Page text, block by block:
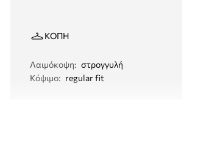
ΚΟΠΉ
Λαιμόκοψη: στρογγυλή
Κόψιμο: regular fit